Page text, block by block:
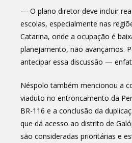
— O plano diretor deve incluir
escolas, especialmente nas
Catarina, onde a ocupação é
planejamento, não avançamos.
antecipar essa discussão —
Néspolo também mencionou a
viaduto no entroncamento da
BR-116 e a conclusão da
que dá acesso ao distrito de
são consideradas prioritárias e